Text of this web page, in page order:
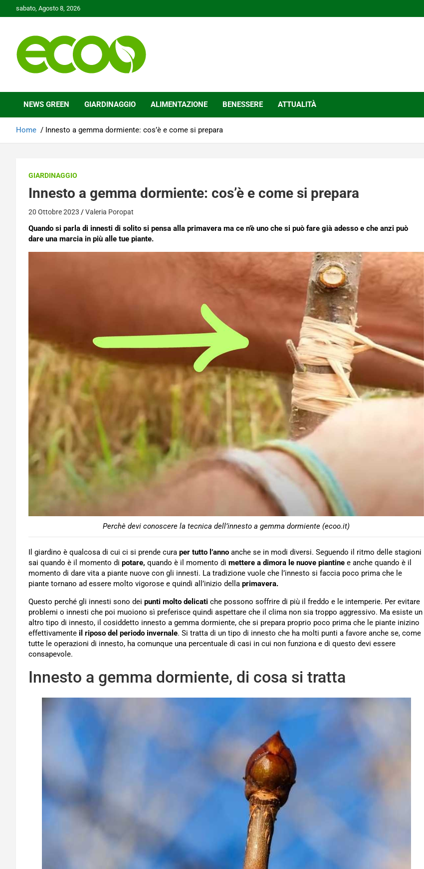
to
sabato, Agosto 8, 2026
Ecoo.it
NEWS GREEN GIARDINAGGIO ALIMENTAZIONE BENESSERE ATTUALITÀ
Home Innesto a gemma dormiente: cos’è e come si prepara
GIARDINAGGIO
Innesto a gemma dormiente: cos’è e come si prepara
20 Ottobre 2023 Valeria Poropat
Quando si parla di innesti di solito si pensa alla primavera ma ce n’è uno che si può fare già adesso e che anzi può
dare una marcia in più alle tue piante.
Perchè devi conoscere la tecnica dell’innesto a gemma dormiente (ecoo.it)
Il giardino è qualcosa di cui ci si prende cura per tutto l’anno anche se in modi diversi. Seguendo il ritmo delle stagioni
sai quando è il momento di potare, quando è il momento di mettere a dimora le nuove piantine e anche quando è il
momento di dare vita a piante nuove con gli innesti. La tradizione vuole che l’innesto si faccia poco prima che le
piante tornano ad essere molto vigorose e quindi all’inizio della primavera.
Questo perché gli innesti sono dei punti molto delicati che possono soffrire di più il freddo e le intemperie. Per evitare
problemi o innesti che poi muoiono sì preferisce quindi aspettare che il clima non sia troppo aggressivo. Ma esiste un
altro tipo di innesto, il cosiddetto innesto a gemma dormiente, che si prepara proprio poco prima che le piante inizino
effettivamente il riposo del periodo invernale. Si tratta di un tipo di innesto che ha molti punti a favore anche se, come
tutte le operazioni di innesto, ha comunque una percentuale di casi in cui non funziona e di questo devi essere
consapevole.
Innesto a gemma dormiente, di cosa si tratta